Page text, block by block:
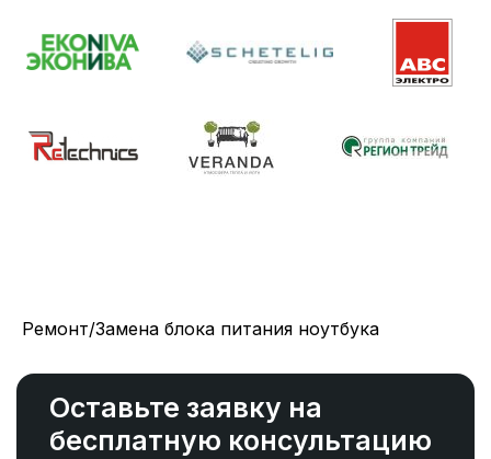
Ремонт/Замена блока питания ноутбука
Оставьте заявку на
бесплатную консультацию